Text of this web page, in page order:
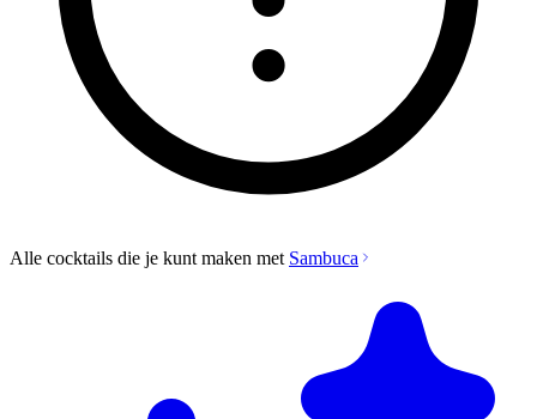
Alle cocktails die je kunt maken met Sambuca